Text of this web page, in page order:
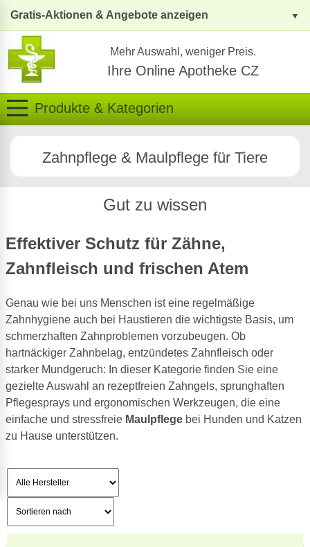
Gratis-Aktionen & Angebote anzeigen
Mehr Auswahl, weniger Preis.
Ihre Online Apotheke CZ
Produkte & Kategorien
Zahnpflege & Maulpflege für Tiere
Gut zu wissen
Effektiver Schutz für Zähne,
Zahnfleisch und frischen Atem
Genau wie bei uns Menschen ist eine regelmäßige
Zahnhygiene auch bei Haustieren die wichtigste Basis, um
schmerzhaften Zahnproblemen vorzubeugen. Ob
hartnäckiger Zahnbelag, entzündetes Zahnfleisch oder
starker Mundgeruch: In dieser Kategorie finden Sie eine
gezielte Auswahl an rezeptfreien Zahngels, sprunghaften
Pflegesprays und ergonomischen Werkzeugen, die eine
einfache und stressfreie Maulpflege bei Hunden und Katzen
zu Hause unterstützen.